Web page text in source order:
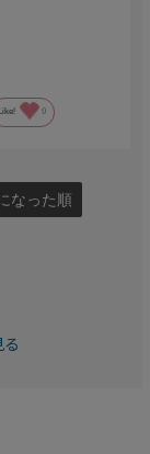
Like! 0
なった順